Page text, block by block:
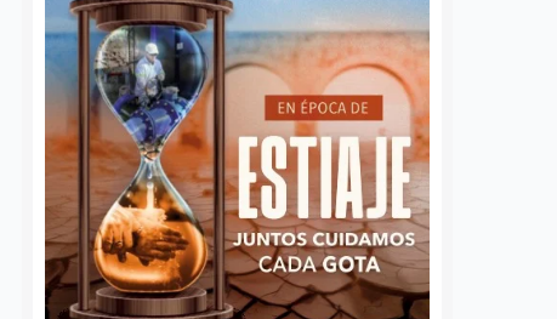
Choque entre pipa,
volteo y camioneta
provoca caos vial en
Niegan acceso a
escuelas y
antienden 110